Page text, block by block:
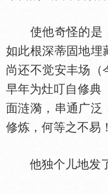
使他奇怪的是，
如此根深蒂固地埋
尚还不觉安丰场（
早年为灶叮自修典
面涟漪，串通广泛
修炼，何等之不易！
他独个儿地发